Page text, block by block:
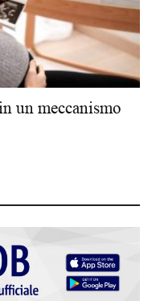
un meccanismo